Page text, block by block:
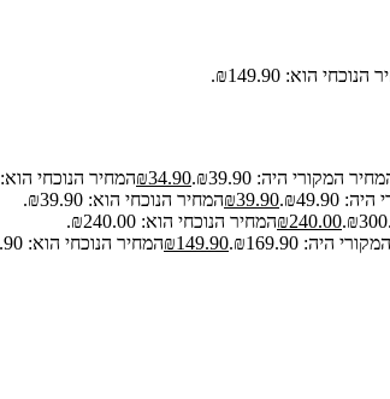
הוא: ₪149.90.
המקורי היה: ₪39.90. ₪34.90
המחיר הנוכחי הוא: ₪34.90.
₪49.90.
₪39.90
המחיר הנוכחי הוא: ₪39.90.
₪240.00
המחיר הנוכחי הוא: ₪240.00.
היה: ₪169.90. ₪149.90
המחיר הנוכחי הוא: ₪149.90.